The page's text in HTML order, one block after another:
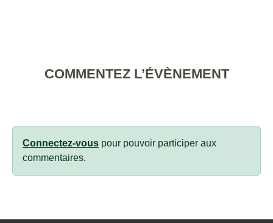
COMMENTEZ L’ÉVÈNEMENT
Connectez-vous pour pouvoir participer aux
commentaires.